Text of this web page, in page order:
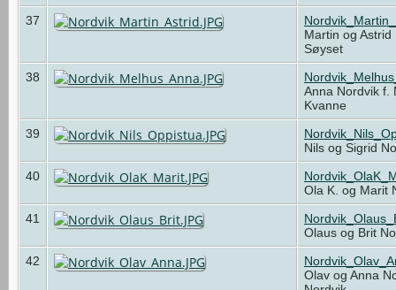
37
Martin og
Søyset
38
Anna Nordvik f.
Kvanne
39
Nils og Sigrid
40
Ola K. og Marit
41
Olaus og Brit
42
Olav og Anna